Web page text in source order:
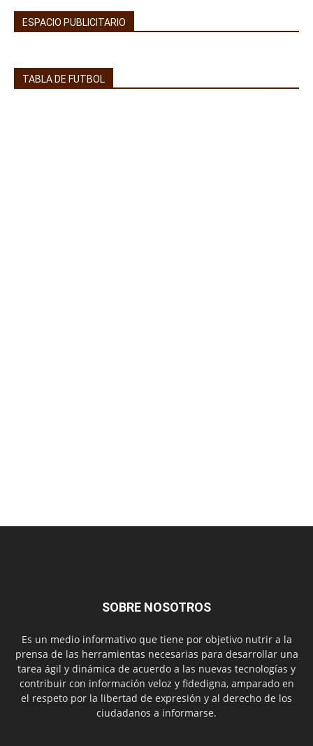
ESPACIO PUBLICITARIO
TABLA DE FUTBOL
SOBRE NOSOTROS
Es un medio informativo que tiene por objetivo nutrir a la
prensa de las herramientas necesarias para desarrollar una
tarea ágil y dinámica de acuerdo a las nuevas tecnologías y
contribuir con información veloz y fidedigna, amparado en
el respeto por la libertad de expresión y al derecho de los
ciudadanos a informarse.